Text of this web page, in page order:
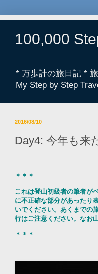
100,000
* 万歩計の旅日記 *
My Step by Step
2016/08/10
Day4: 今年も来
＊＊＊
これは登山初級者の筆者が
に不正確な部分があったり
いでください。あくまでの
行はご注意ください。なお
＊＊＊